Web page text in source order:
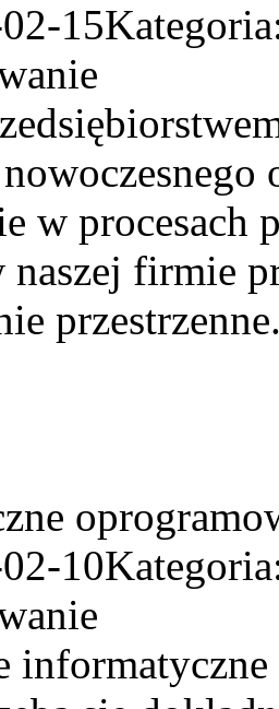
15
w
naszej firmie
10
informatyczne